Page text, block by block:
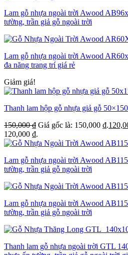
Lam gỗ nhựa ngoài trời Awood
tường, trần giả gỗ ngoài trời
Lam gỗ nhựa ngoài trời Awood
đa năng trang trí giá rẻ
Giảm giá!
Thanh lam hộp gỗ nhựa giả gỗ
150,000₫ Giá gốc là: 150,000 ₫.
120,000 ₫.
Lam gỗ nhựa ngoài trời Awood
tường, trần giả gỗ ngoài trời
Lam gỗ nhựa ngoài trời Awood
tường, trần giả gỗ ngoài trời
Thanh lam gỗ nhựa ngoài trời GTL